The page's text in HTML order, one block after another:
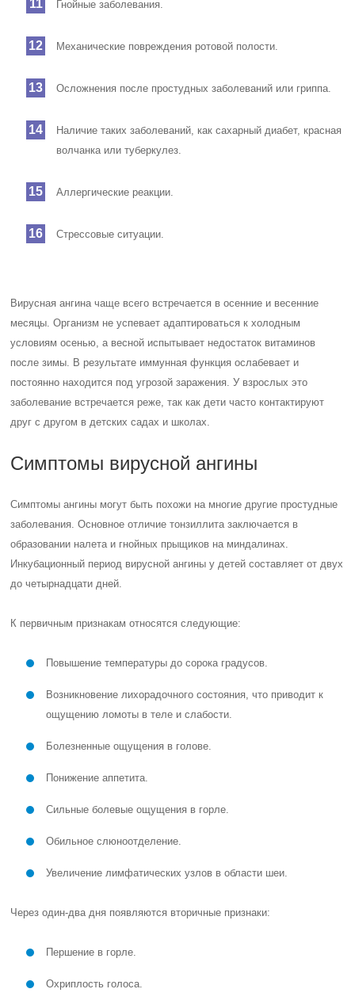
Гнойные заболевания.
Механические повреждения ротовой полости.
Осложнения после простудных заболеваний или гриппа.
Наличие таких заболеваний, как сахарный диабет, красная
волчанка или туберкулез.
Аллергические реакции.
Стрессовые ситуации.
Вирусная ангина чаще всего встречается в осенние и весенние
месяцы. Организм не успевает адаптироваться к холодным
условиям осенью, а весной испытывает недостаток витаминов
после зимы. В результате иммунная функция ослабевает и
постоянно находится под угрозой заражения. У взрослых это
заболевание встречается реже, так как дети часто контактируют
друг с другом в детских садах и школах.
Симптомы вирусной ангины
Симптомы ангины могут быть похожи на многие другие простудные
заболевания. Основное отличие тонзиллита заключается в
образовании налета и гнойных прыщиков на миндалинах.
Инкубационный период вирусной ангины у детей составляет от двух
до четырнадцати дней.
К первичным признакам относятся следующие:
Повышение температуры до сорока градусов.
Возникновение лихорадочного состояния, что приводит к
ощущению ломоты в теле и слабости.
Болезненные ощущения в голове.
Понижение аппетита.
Сильные болевые ощущения в горле.
Обильное слюноотделение.
Увеличение лимфатических узлов в области шеи.
Через один-два дня появляются вторичные признаки:
Першение в горле.
Охриплость голоса.